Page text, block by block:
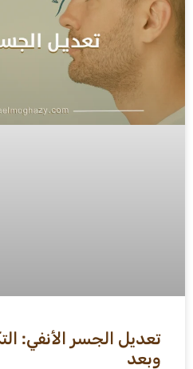
تعديل الجسر الأنفي:
وبعد